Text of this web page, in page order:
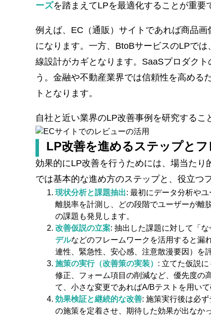
ーズを踏まえてLPを最適化することが重要
例えば、EC（通販）サイトであれば商品
になります。一方、BtoBサービスのLPで
線設計がカギとなります。SaaSプロダク
う。金融や不動産業界では信頼性を高める
トとなります。
自社と近い業界のLP改善事例を研究するこ
LP改善を進めるステップとフ
効果的にLP改善を行うためには、場当たり
では基本的な進め方のステップと、役立つ
現状分析と課題抽出: 最初にデータ分析や
離脱率を計測し、どの段階でユーザーが離
の課題も発見します。
改善仮説の立案: 抽出した課題に対して「
デルなどのフレームワークを活用すると漏
連性、緊急性、安心感、注意散漫要因）を
施策の実行（改善策の実装） : 立てた仮説
修正、フォーム項目の削減など、優先度の
て、小さな変更であればA/Bテストを用い
効果検証と継続的な改善: 施策実行後は必
の施策を定着させ、期待した効果が出なか